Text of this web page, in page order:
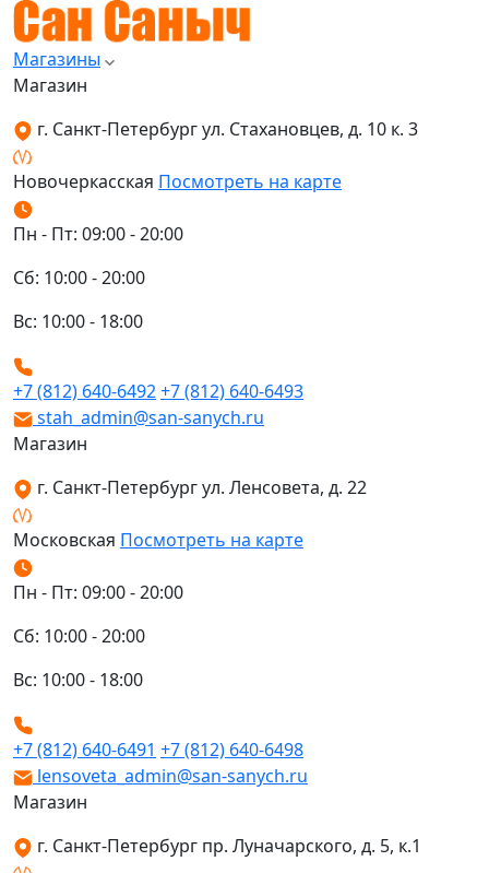
Магазины
Магазин
г. Санкт-Петербург ул. Стахановцев, д. 10 к. 3
Новочеркасская Посмотреть на карте
Пн - Пт: 09:00 - 20:00
Сб: 10:00 - 20:00
Вс: 10:00 - 18:00
+7 (812) 640-6492+7 (812) 640-6493
stah_admin@san-sanych.ru
Магазин
г. Санкт-Петербург ул. Ленсовета, д. 22
Московская Посмотреть на карте
Пн - Пт: 09:00 - 20:00
Сб: 10:00 - 20:00
Вс: 10:00 - 18:00
+7 (812) 640-6491 +7 (812) 640-6498
lensoveta_admin@san-sanych.ru
Магазин
г. Санкт-Петербург пр. Луначарского, д. 5, к.1